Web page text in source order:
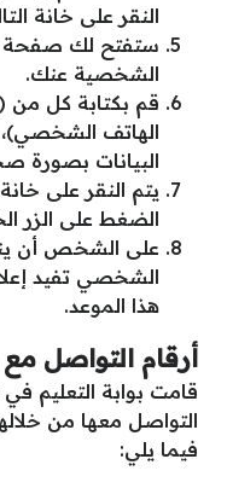
النقر على خانة
ستفتح لك صفحة
الشخصية عنك.
قم بكتابة كل من
الهاتف الشخصي)،
البيانات بصورة
يتم النقر على
الضغط على الزر
على الشخص أن
الشخصي تفيد
هذا الموعد.
أرقام التواصل
قامت بوابة التعليم
التواصل معها من
فيما يلي: